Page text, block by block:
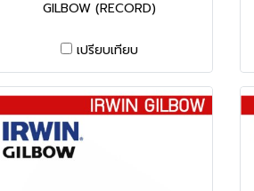
GILBOW (RECORD)
เปรียบเทียบ